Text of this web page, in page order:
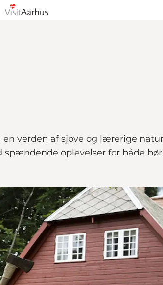
verden af sjove og lærerige
oplevelser for både